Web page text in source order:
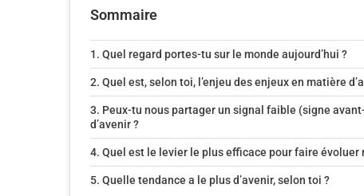
Sommaire
Quel regard portes-tu sur le monde aujourd’hui ?
Quel est, selon toi, l’enjeu des enjeux en matière
Peux-tu nous partager un signal faible (signe
d’avenir ?
Quel est le levier le plus efficace pour faire
Quelle tendance a le plus d’avenir, selon toi ?